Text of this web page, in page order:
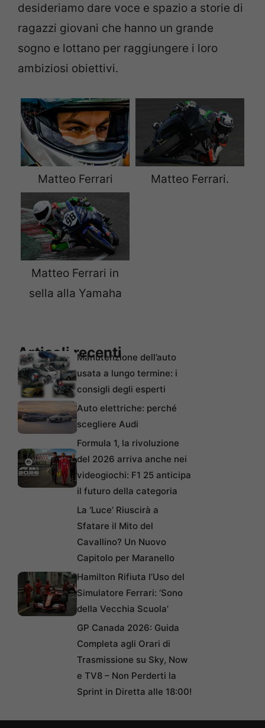
desideriamo dare voce e spazio a storie di
ragazzi giovani che hanno un grande
sogno e lottano per raggiungere i loro
ambiziosi obiettivi.
Matteo Ferrari Matteo Ferrari.
Matteo Ferrari in
sella alla Yamaha
Articoli recentiManutenzione dell’auto
usata a lungo termine: i
consigli degli esperti
Auto elettriche: perché
scegliere Audi
Formula 1, la rivoluzione
del 2026 arriva anche nei
videogiochi: F1 25 anticipa
il futuro della categoria
La ‘Luce’ Riuscirà a
Sfatare il Mito del
Cavallino? Un Nuovo
Capitolo per Maranello
Hamilton Rifiuta l’Uso del
Simulatore Ferrari: ‘Sono
della Vecchia Scuola’
GP Canada 2026: Guida
Completa agli Orari di
Trasmissione su Sky, Now
e TV8 – Non Perderti la
Sprint in Diretta alle 18:00!